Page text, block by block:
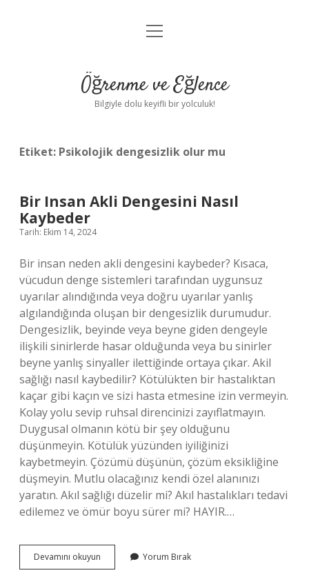
Anasayfa
Yasal Uyarı
menüyü
Öğrenme ve Eğlence
Bilgiyle dolu keyifli bir yolculuk!
Etiket: Psikolojik dengesizlik olur mu
Bir Insan Akli Dengesini Nasıl
Kaybeder
Tarih: Ekim 14, 2024
Bir insan neden akli dengesini kaybeder? Kısaca,
vücudun denge sistemleri tarafından uygunsuz
uyarılar alındığında veya doğru uyarılar yanlış
algılandığında oluşan bir dengesizlik durumudur.
Dengesizlik, beyinde veya beyne giden dengeyle
ilişkili sinirlerde hasar olduğunda veya bu sinirler
beyne yanlış sinyaller ilettiğinde ortaya çıkar. Akil
sağlığı nasıl kaybedilir? Kötülükten bir hastalıktan
kaçar gibi kaçın ve sizi hasta etmesine izin vermeyin.
Kolay yolu sevip ruhsal direncinizi zayıflatmayın.
Duygusal olmanın kötü bir şey olduğunu
düşünmeyin. Kötülük yüzünden iyiliğinizi
kaybetmeyin. Çözümü düşünün, çözüm eksikliğine
düşmeyin. Mutlu olacağınız kendi özel alanınızı
yaratın. Akıl sağlığı düzelir mi? Akıl hastalıkları tedavi
edilemez ve ömür boyu sürer mi? HAYIR.…
Devamını okuyun
Insan
Yorum Bırak